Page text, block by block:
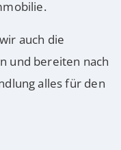
auch die
und bereiten nach
alles für den